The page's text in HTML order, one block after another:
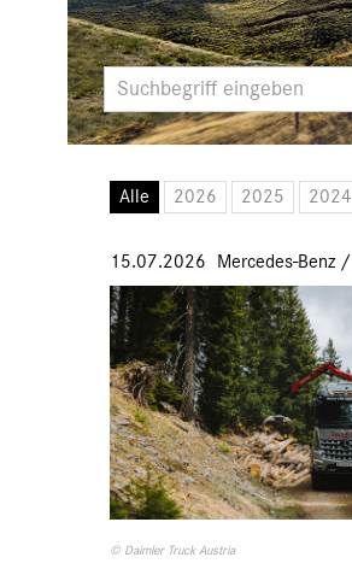
Alle 2026 2025 2024
15.07.2026 Mercedes-Benz /
© Daimler Truck Austria